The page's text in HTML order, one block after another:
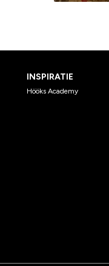
INSPIRATIE
Hööks Academy